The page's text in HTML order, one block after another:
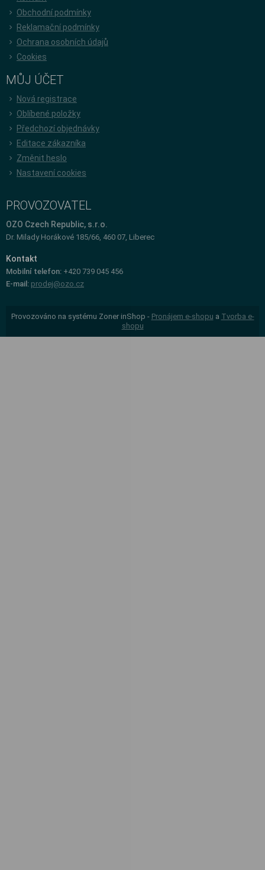
Obchodní podmínky
Reklamační podmínky
Ochrana osobních údajů
Cookies
MŮJ ÚČET
Nová registrace
Oblíbené položky
Předchozí objednávky
Editace zákazníka
Změnit heslo
Nastavení cookies
PROVOZOVATEL
OZO Czech Republic, s.r.o.
Dr. Milady Horákové 185/66, 460 07, Liberec
Kontakt
Mobilní telefon: +420 739 045 456
E-mail: prodej@ozo.cz
Provozováno na systému Zoner inShop - Pronájem e-shopu a Tvorba e-
shopu